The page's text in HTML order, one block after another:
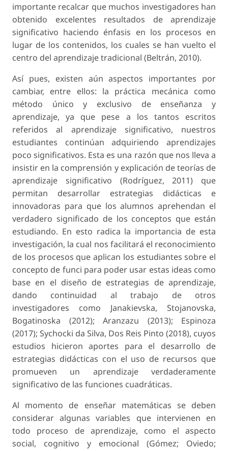
importante recalcar que muchos investigadores han
obtenido excelentes resultados de aprendizaje
significativo haciendo énfasis en los procesos en
lugar de los contenidos, los cuales se han vuelto el
centro del aprendizaje tradicional (Beltrán, 2010).
Así pues, existen aún aspectos importantes por
cambiar, entre ellos: la práctica mecánica como
método único y exclusivo de enseñanza y
aprendizaje, ya que pese a los tantos escritos
referidos al aprendizaje significativo, nuestros
estudiantes continúan adquiriendo aprendizajes
poco significativos. Esta es una razón que nos lleva a
insistir en la comprensión y explicación de teorías de
aprendizaje significativo (Rodríguez, 2011) que
permitan desarrollar estrategias didácticas e
innovadoras para que los alumnos aprehendan el
verdadero significado de los conceptos que están
estudiando. En esto radica la importancia de esta
investigación, la cual nos facilitará el reconocimiento
de los procesos que aplican los estudiantes sobre el
concepto de funci para poder usar estas ideas como
base en el diseño de estrategias de aprendizaje,
dando continuidad al trabajo de otros
investigadores como Janakievska, Stojanovska,
Bogatinoska (2012); Aranzazu (2013); Espinoza
(2017); Sychocki da Silva, Dos Reis Pinto (2018), cuyos
estudios hicieron aportes para el desarrollo de
estrategias didácticas con el uso de recursos que
promueven un aprendizaje verdaderamente
significativo de las funciones cuadráticas.
Al momento de enseñar matemáticas se deben
considerar algunas variables que intervienen en
todo proceso de aprendizaje, como el aspecto
social, cognitivo y emocional (Gómez; Oviedo;